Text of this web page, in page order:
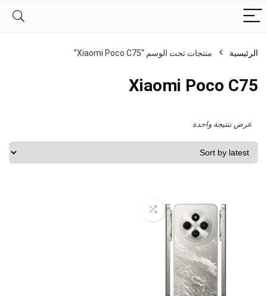
الرئيسية منتجات تحت الوسم “Xiaomi Poco C75”
Xiaomi Poco C75
عرض نتتيجة واحدة